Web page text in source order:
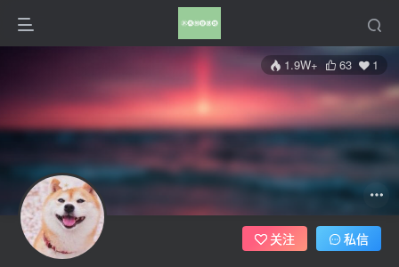
1.9W+ 63 1
关注 私信